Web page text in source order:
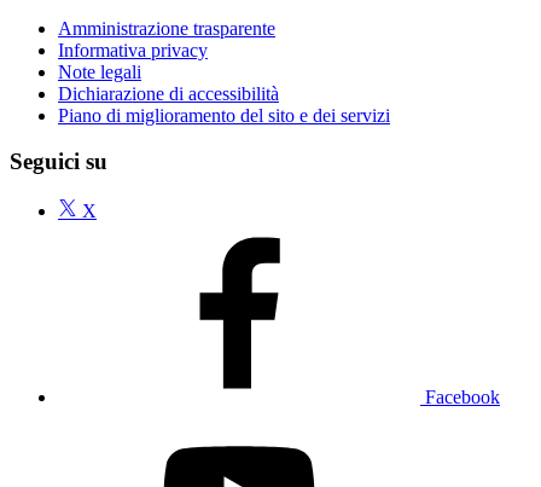
Amministrazione trasparente
Informativa privacy
Note legali
Dichiarazione di accessibilità
Piano di miglioramento del sito e dei servizi
Seguici su
X
Facebook